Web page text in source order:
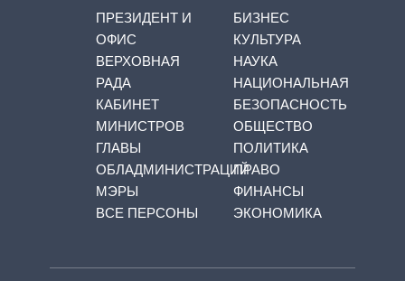
ПРЕЗИДЕНТ И
ОФИС
ВЕРХОВНАЯ
РАДА
КАБИНЕТ
МИНИСТРОВ
ГЛАВЫ
ОБЛАДМИНИСТРАЦИЙ
МЭРЫ
ВСЕ ПЕРСОНЫ
БИЗНЕС
КУЛЬТУРА
НАУКА
НАЦИОНАЛЬНАЯ
БЕЗОПАСНОСТЬ
ОБЩЕСТВО
ПОЛИТИКА
ПРАВО
ФИНАНСЫ
ЭКОНОМИКА